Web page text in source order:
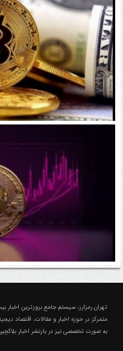
اتفاق مهم در بازار
متمرکز در حوزه اخبار و مقالات، اقتصاد
به صورت تخصصی نیز در بازنشر اخبار